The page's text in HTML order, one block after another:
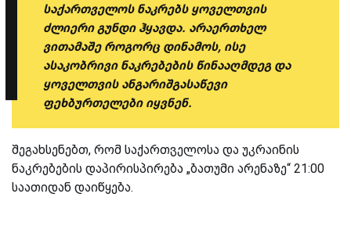
საქართველოს ნაკრებს ყოველთვის
ძლიერი გუნდი ჰყავდა. არაერთხელ
ვითამაშე როგორც დინამოს, ისე
ასაკობრივი ნაკრებების წინააღმდეგ და
ყოველთვის ანგარიშგასაწევი
ფეხბურთელები იყვნენ.
შეგახსენებთ, რომ საქართველოსა და უკრაინის
ნაკრებების დაპირისპირება „ბათუმი არენაზე“ 21:00
საათიდან დაიწყება.